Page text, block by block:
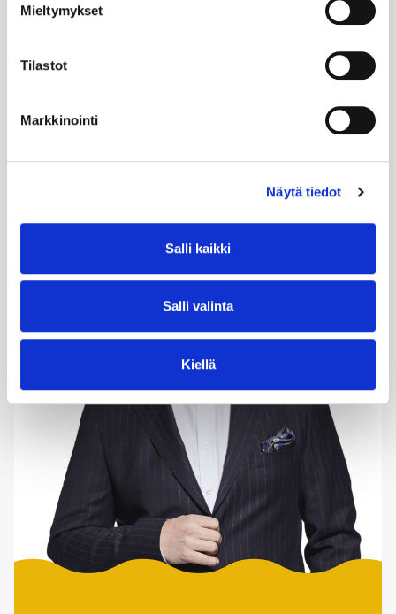
Mieltymykset
Tilastot
Markkinointi
Näytä tiedot
Salli kaikki
Salli valinta
Kiellä
ymmärrettäviä ja rakentaa tilaa tiimeille onnistua
muun muassa Fazerilla ja Carunassa. Hän suhtautuu
markkina haastaa.